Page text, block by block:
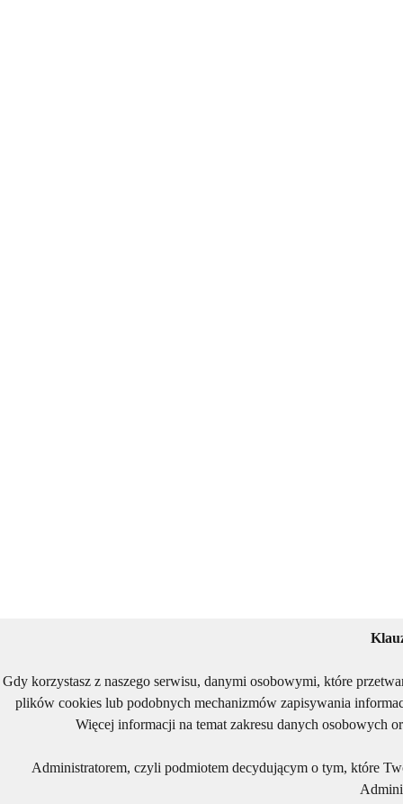
Gdy korzystasz z naszego serwisu, danymi osobowymi, które
plików cookies lub podobnych mechanizmów zapisywania
Więcej informacji na temat zakresu danych osobowych
Administratorem, czyli podmiotem decydującym o tym, które